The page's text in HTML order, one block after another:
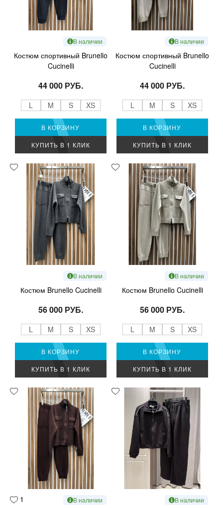
В наличии
Костюм спортивный Brunello
Cucinelli
44 000 РУБ.
L M S XS
В КОРЗИНУ
КУПИТЬ В 1 КЛИК
В наличии
Костюм спортивный Brunello
Cucinelli
44 000 РУБ.
L M S XS
В КОРЗИНУ
КУПИТЬ В 1 КЛИК
В наличии
Костюм Brunello Cucinelli
56 000 РУБ.
L M S XS
В КОРЗИНУ
КУПИТЬ В 1 КЛИК
В наличии
Костюм Brunello Cucinelli
56 000 РУБ.
L M S XS
В КОРЗИНУ
КУПИТЬ В 1 КЛИК
1 В наличии В наличии